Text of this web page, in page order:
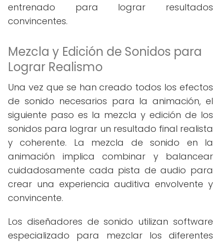
entrenado para lograr resultados
convincentes.
Mezcla y Edición de Sonidos para
Lograr Realismo
Una vez que se han creado todos los efectos
de sonido necesarios para la animación, el
siguiente paso es la mezcla y edición de los
sonidos para lograr un resultado final realista
y coherente. La mezcla de sonido en la
animación implica combinar y balancear
cuidadosamente cada pista de audio para
crear una experiencia auditiva envolvente y
convincente.
Los diseñadores de sonido utilizan software
especializado para mezclar los diferentes